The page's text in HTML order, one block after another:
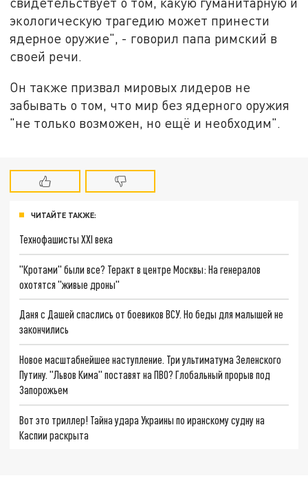
экологическую трагедию может принести
ядерное оружие", - говорил папа римский в
своей речи.
Он также призвал мировых лидеров не
забывать о том, что мир без ядерного оружия
"не только возможен, но ещё и необходим".
ЧИТАЙТЕ ТАКЖЕ:
Технофашисты XXI века
"Кротами" были все? Теракт в центре Москвы: На генералов
охотятся "живые дроны"
Даня с Дашей спаслись от боевиков ВСУ. Но беды для малышей не
закончились
Новое масштабнейшее наступление. Три ультиматума Зеленского
Путину. "Львов Кима" поставят на ПВО? Глобальный прорыв под
Запорожьем
Вот это триллер! Тайна удара Украины по иранскому судну на
Каспии раскрыта